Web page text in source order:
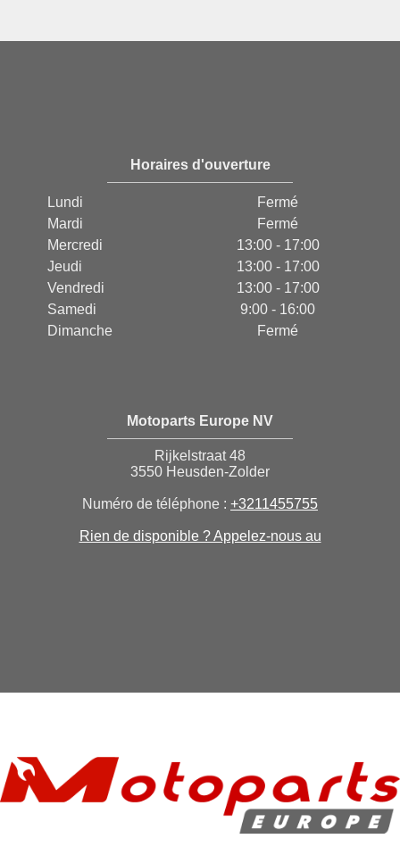
Horaires d'ouverture
Lundi
Fermé
Mardi
Fermé
Mercredi
13:00 - 17:00
Jeudi
13:00 - 17:00
Vendredi
13:00 - 17:00
Samedi
9:00 - 16:00
Dimanche
Fermé
Motoparts Europe NV
Rijkelstraat 48
3550 Heusden-Zolder
Numéro de téléphone : +3211455755
Rien de disponible ? Appelez-nous au